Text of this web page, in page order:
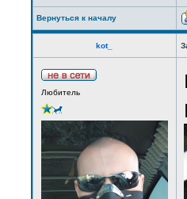
Вернуться к началу
kot_
Любитель